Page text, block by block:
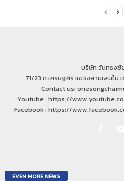
บริษัท วันทรงชั
71/23 ถ.เศรษฐศิริ แขวงสามเสนใน
Contact us:
Youtube : https://
Facebook : https://
EVEN MORE NEWS